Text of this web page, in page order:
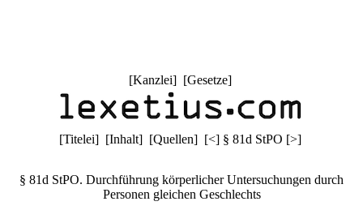
[Kanzlei] [Gesetze]
[Titelei] [Inhalt] [Quellen] [<] § 81d StPO [>]
§ 81d StPO. Durchführung körperlicher Untersuchungen durch
Personen gleichen Geschlechts